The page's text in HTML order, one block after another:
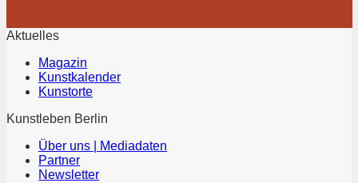
Aktuelles
Magazin
Kunstkalender
Kunstorte
Kunstleben Berlin
Über uns | Mediadaten
Partner
Newsletter